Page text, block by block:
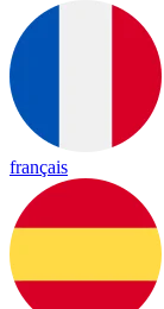
français